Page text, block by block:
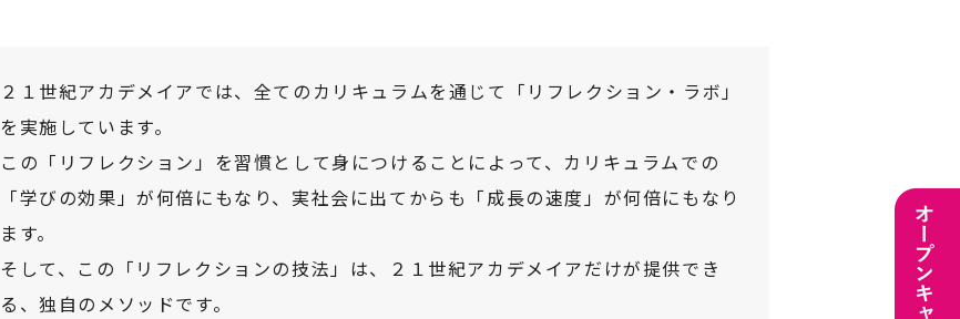
２１世紀アカデメイアでは、全てのカリキュラムを通じて「リフレクション・ラボ」
を実施しています。
この「リフレクション」を習慣として身につけることによって、カリキュラムでの
「学びの効果」が何倍にもなり、実社会に出てからも「成長の速度」が何倍にもなり
ます。
そして、この「リフレクションの技法」は、２１世紀アカデメイアだけが提供でき
る、独自のメソッドです。